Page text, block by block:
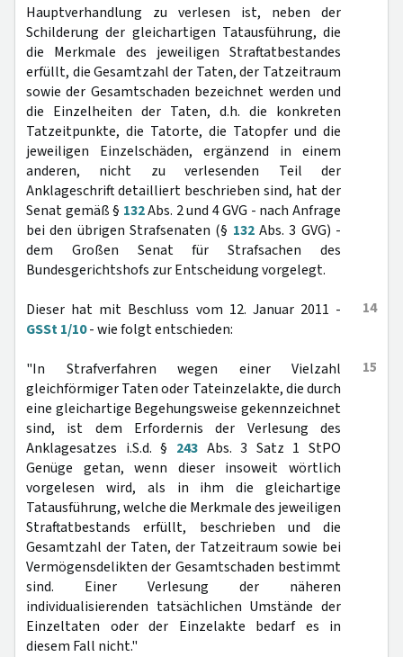
Hauptverhandlung zu verlesen ist, neben der
Schilderung der gleichartigen Tatausführung, die
die Merkmale des jeweiligen Straftatbestandes
erfüllt, die Gesamtzahl der Taten, der Tatzeitraum
sowie der Gesamtschaden bezeichnet werden und
die Einzelheiten der Taten, d.h. die konkreten
Tatzeitpunkte, die Tatorte, die Tatopfer und die
jeweiligen Einzelschäden, ergänzend in einem
anderen, nicht zu verlesenden Teil der
Anklageschrift detailliert beschrieben sind, hat der
Senat gemäß § 132Abs. 2 und 4 GVG - nach Anfrage
bei den übrigen Strafsenaten (§ 132Abs. 3 GVG) -
dem Großen Senat für Strafsachen des
Bundesgerichtshofs zur Entscheidung vorgelegt.
14
Dieser hat mit Beschluss vom 12. Januar 2011 -
GSSt 1/10- wie folgt entschieden:
15
"In Strafverfahren wegen einer Vielzahl
gleichförmiger Taten oder Tateinzelakte, die durch
eine gleichartige Begehungsweise gekennzeichnet
sind, ist dem Erfordernis der Verlesung des
Anklagesatzes i.S.d. § 243Abs. 3 Satz 1 StPO
Genüge getan, wenn dieser insoweit wörtlich
vorgelesen wird, als in ihm die gleichartige
Tatausführung, welche die Merkmale des jeweiligen
Straftatbestands erfüllt, beschrieben und die
Gesamtzahl der Taten, der Tatzeitraum sowie bei
Vermögensdelikten der Gesamtschaden bestimmt
sind. Einer Verlesung der näheren
individualisierenden tatsächlichen Umstände der
Einzeltaten oder der Einzelakte bedarf es in
diesem Fall nicht."